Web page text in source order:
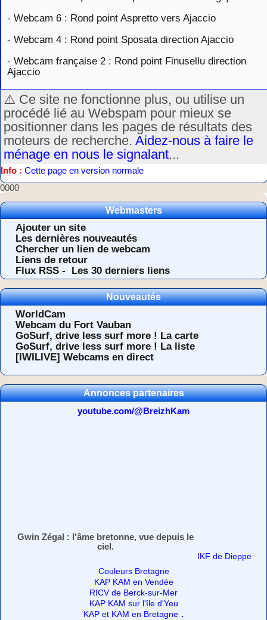
- Webcam 6 : Rond point Aspretto vers Ajaccio
- Webcam 4 : Rond point Sposata direction Ajaccio
- Webcam française 2 : Rond point Finusellu direction
Ajaccio
⚠️ Ce site ne fonctionne plus, ou utilise un
procédé lié au Webspam pour mieux se
positionner dans les pages de résultats des
moteurs de recherche. Aidez-nous à faire le
ménage en nous le signalant...
Info : Cette page en version normale
0000
Webmasters
Ajouter un site
Les dernières nouveautés
Chercher un lien de webcam
Liens de retour
Flux RSS -
Les 30 derniers liens
Nouveautés
WorldCam
Webcam du Fort Vauban
GoSurf, drive less surf more ! La carte
GoSurf, drive less surf more ! La liste
[IWILIVE] Webcams en direct
Annonces partenaires
youtube.com/@BreizhKam
Gwin Zégal : l'âme bretonne, vue depuis le
ciel.
IKF de Dieppe
Couleurs Bretagne
KAP KAM en Vendée
RICV de Berck-sur-Mer
KAP KAM sur l'île d'Yeu
KAP et KAM en Bretagne .